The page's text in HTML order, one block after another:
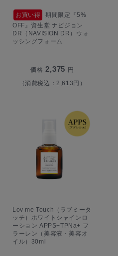
お買い得
期間限定『5%
OFF』資生堂 ナビジョン
DR（NAVISION DR）ウォ
ッシングフォーム
価格 2,375 円
（消費税込：2,613円）
Lov me Touch（ラブミータ
ッチ）ホワイトシャインロ
ーション APPS+TPNa+ フ
ラーレン（美容液・美容オ
イル）30ml